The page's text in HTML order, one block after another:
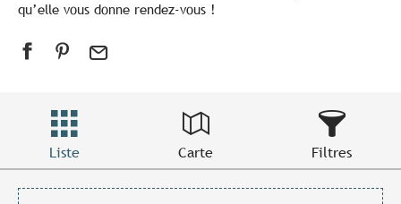
qu’elle vous donne rendez-vous !
Liste Carte Filtres